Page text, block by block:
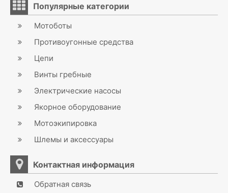
Популярные категории
Мотоботы
Противоугонные средства
Цепи
Винты гребные
Электрические насосы
Якорное оборудование
Мотоэкипировка
Шлемы и аксессуары
Контактная информация
Обратная связь